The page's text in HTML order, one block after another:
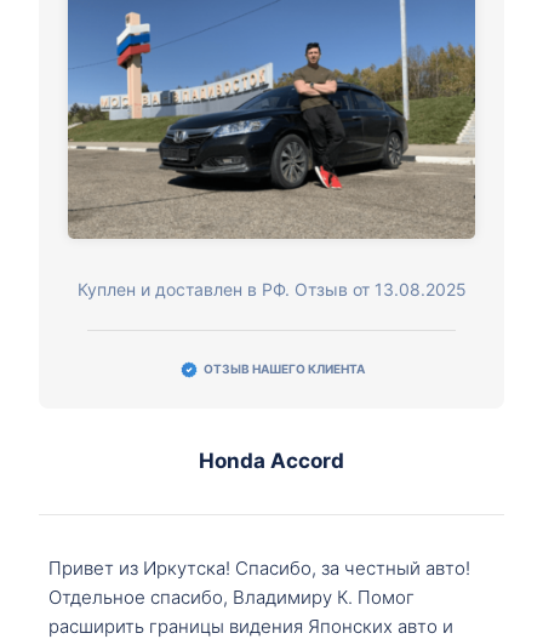
Куплен и доставлен в РФ. Отзыв от 13.08.2025
ОТЗЫВ НАШЕГО КЛИЕНТА
Honda Accord
Привет из Иркутска! Спасибо, за честный авто!
Отдельное спасибо, Владимиру К. Помог
расширить границы видения Японских авто и